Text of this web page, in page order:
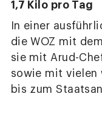
1,7 Kilo pro Tag
In einer
die WOZ mit
sie mit Arud-
sowie mit vielen
bis zum